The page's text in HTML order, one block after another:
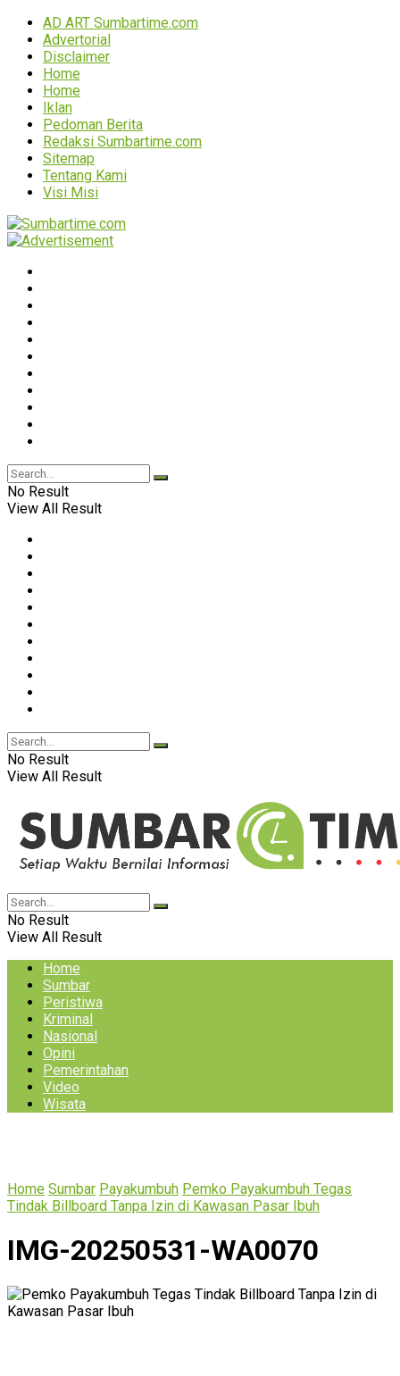
AD ART Sumbartime.com
Advertorial
Disclaimer
Home
Home
Iklan
Pedoman Berita
Redaksi Sumbartime.com
Sitemap
Tentang Kami
Visi Misi
No Result
View All Result
No Result
View All Result
No Result
View All Result
Home
Sumbar
Peristiwa
Kriminal
Nasional
Opini
Pemerintahan
Video
Wisata
Home Sumbar Payakumbuh Pemko Payakumbuh Tegas
Tindak Billboard Tanpa Izin di Kawasan Pasar Ibuh
IMG-20250531-WA0070